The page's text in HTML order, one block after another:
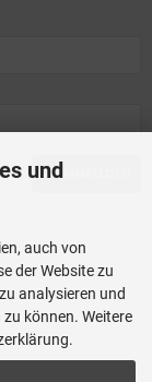
und
auch von
der Website zu
analysieren und
können. Weitere